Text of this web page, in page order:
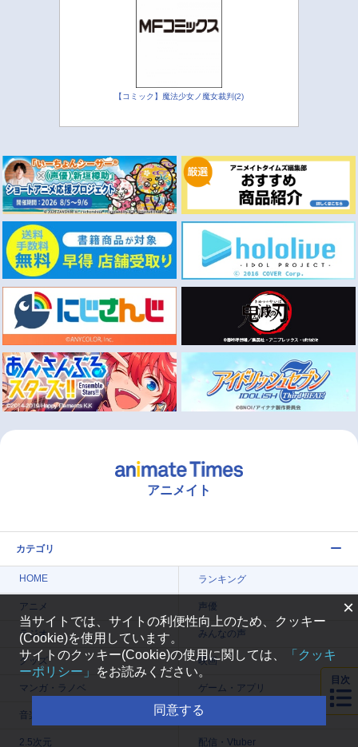
【コミック】魔法少女ノ魔女裁判(2)
アニメイト
カテゴリ
HOME ランキング
アニメ 声優
ラジオ みんなの声
グッズ 映画
マンガ・ラノベ ゲーム・アプリ
音楽 コスプレ
2.5次元 配信・Vtuber
目次
×
当サイトでは、サイトの利便性向上のため、クッキー
(Cookie)を使用しています。
サイトのクッキー(Cookie)の使用に関しては、
「クッキ
ーポリシー」
をお読みください。
同意する